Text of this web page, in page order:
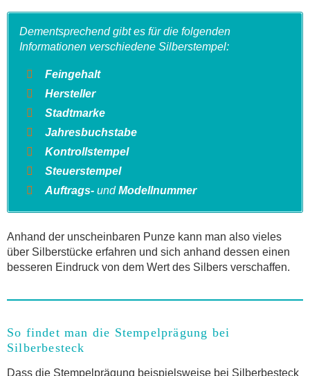
Dementsprechend gibt es für die folgenden
Informationen verschiedene Silberstempel:
Feingehalt
Hersteller
Stadtmarke
Jahresbuchstabe
Kontrollstempel
Steuerstempel
Auftrags- undModellnummer
Anhand der unscheinbaren Punze kann man also vieles
über Silberstücke erfahren und sich anhand dessen einen
besseren Eindruck von dem Wert des Silbers verschaffen.
So findet man die Stempelprägung bei
Silberbesteck
Dass die Stempelprägung beispielsweise bei Silberbesteck